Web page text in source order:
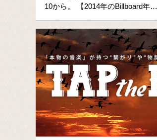
10から。 【2014年のBillboard年…